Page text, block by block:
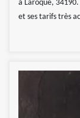
à Laroque,
et ses tarifs très